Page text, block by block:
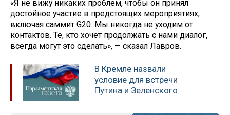
«Я не вижу никаких проблем, чтобы он принял
достойное участие в предстоящих мероприятиях,
включая саммит G20. Мы никогда не уходим от
контактов. Те, кто хочет продолжать с нами диалог,
всегда могут это сделать», — сказал Лавров.
В Кремле назвали
условие для встречи
Путина и Зеленского